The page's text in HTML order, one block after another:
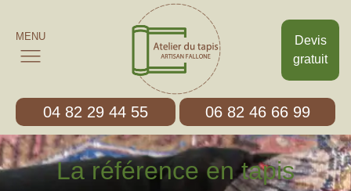
Devis
gratuit
MENU
04 82 29 44 55 06 82 46 66 99
La référence en tapis